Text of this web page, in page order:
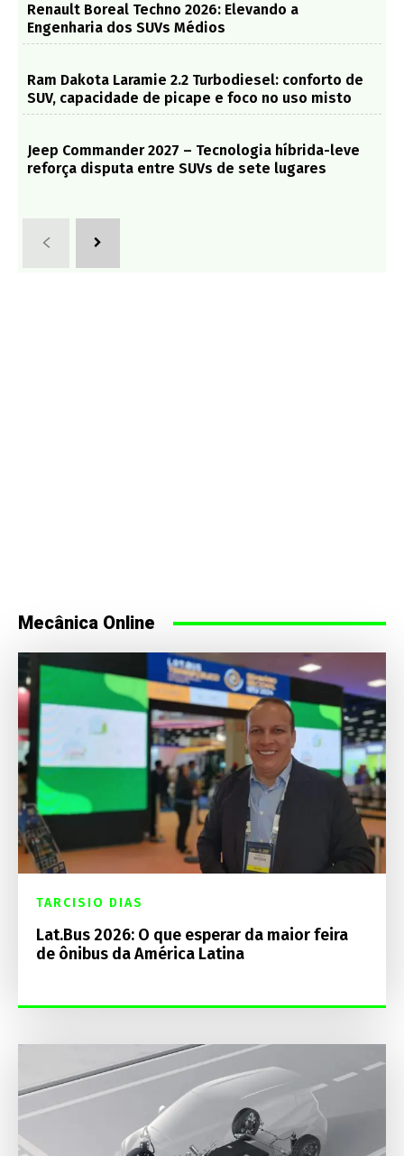
Renault Boreal Techno 2026: Elevando a
Engenharia dos SUVs Médios
Ram Dakota Laramie 2.2 Turbodiesel: conforto de
SUV, capacidade de picape e foco no uso misto
Jeep Commander 2027 – Tecnologia híbrida-leve
reforça disputa entre SUVs de sete lugares
Mecânica Online
TARCISIO DIAS
Lat.Bus 2026: O que esperar da maior feira
de ônibus da América Latina